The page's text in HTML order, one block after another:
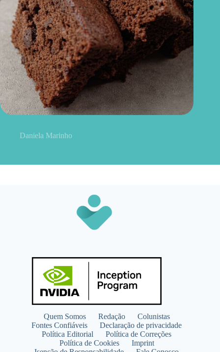
Daniela Marinho
Quem Somos Redação
Colunistas
Fontes Confiáveis
Declaração de privacidade
Política Editorial
Política de Correções
Política de Cookies
Imprint